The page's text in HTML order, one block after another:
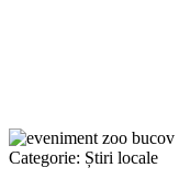
Categorie: Știri locale